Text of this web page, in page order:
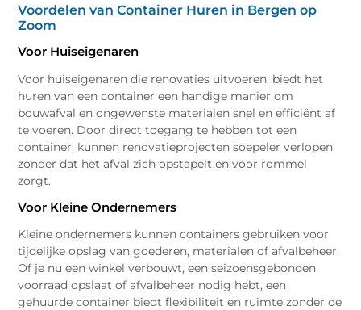
Voordelen van Container Huren in Bergen op
Zoom
Voor Huiseigenaren
Voor huiseigenaren die renovaties uitvoeren, biedt het
huren van een container een handige manier om
bouwafval en ongewenste materialen snel en efficiënt af
te voeren. Door direct toegang te hebben tot een
container, kunnen renovatieprojecten soepeler verlopen
zonder dat het afval zich opstapelt en voor rommel
zorgt.
Voor Kleine Ondernemers
Kleine ondernemers kunnen containers gebruiken voor
tijdelijke opslag van goederen, materialen of afvalbeheer.
Of je nu een winkel verbouwt, een seizoensgebonden
voorraad opslaat of afvalbeheer nodig hebt, een
gehuurde container biedt flexibiliteit en ruimte zonder de